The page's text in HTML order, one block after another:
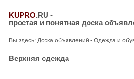
KUPRO.RU -
простая и понятная доска
Вы здесь: Доска объявлений - Одежда и
Верхняя одежда